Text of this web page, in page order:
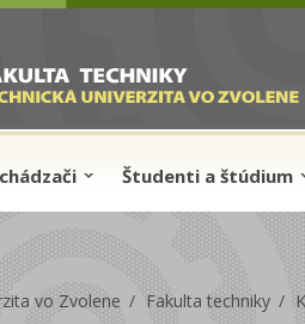
Študenti a štúdium
vo Zvolene Fakulta techniky